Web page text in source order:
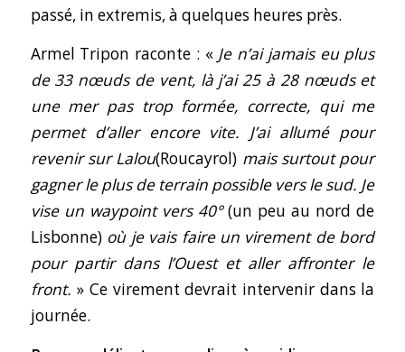
passé, in extremis, à quelques heures près.
Armel Tripon raconte : « Je n’ai jamais eu plus
de 33 nœuds de vent, là j’ai 25 à 28 nœuds et
une mer pas trop formée, correcte, qui me
permet d’aller encore vite. J’ai allumé pour
revenir sur Lalou(Roucayrol) mais surtout pour
gagner le plus de terrain possible vers le sud. Je
vise un waypoint vers 40°(un peu au nord de
Lisbonne) où je vais faire un virement de bord
pour partir dans l’Ouest et aller affronter le
front. » Ce virement devrait intervenir dans la
journée.